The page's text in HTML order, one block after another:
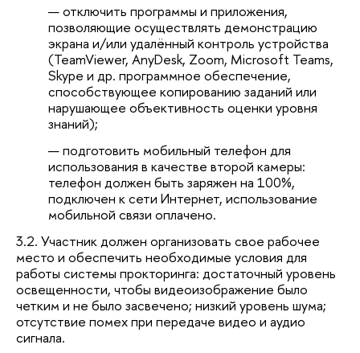
отключить программы и приложения,
позволяющие осуществлять демонстрацию
экрана и/или удалённый контроль устройства
(TeamViewer, AnyDesk, Zoom, Microsoft Teams,
Skype и др. программное обеспечение,
способствующее копированию заданий или
нарушающее объективность оценки уровня
знаний);
подготовить мобильный телефон для
использования в качестве второй камеры:
телефон должен быть заряжен на 100%,
подключен к сети Интернет, использование
мобильной связи оплачено.
3.2. Участник должен организовать свое рабочее
место и обеспечить необходимые условия для
работы системы прокторинга: достаточный уровень
освещенности, чтобы видеоизображение было
четким и не было засвечено; низкий уровень шума;
отсутствие помех при передаче видео и аудио
сигнала.